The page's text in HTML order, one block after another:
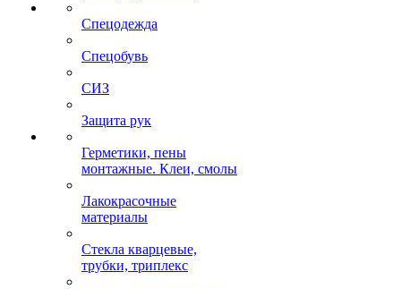
Спецодежда
Спецобувь
СИЗ
Защита рук
Герметики, пены
монтажные. Клеи, смолы
Лакокрасочные
материалы
Стекла кварцевые,
трубки, триплекс